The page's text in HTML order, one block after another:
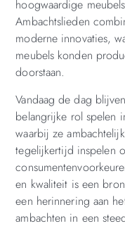
hoogwaardige
Ambachtslieden
moderne innovaties,
meubels konden
doorstaan.
Vandaag de dag
belangrijke rol spelen
waarbij ze
tegelijkertijd inspelen
en kwaliteit is een
een herinnering aan
ambachten in een